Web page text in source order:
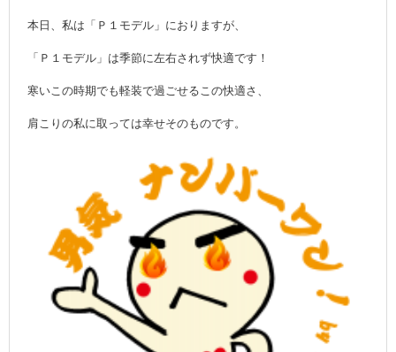
本日、私は「Ｐ１モデル」におりますが、
「Ｐ１モデル」は季節に左右されず快適です！
寒いこの時期でも軽装で過ごせるこの快適さ、
肩こりの私に取っては幸せそのものです。